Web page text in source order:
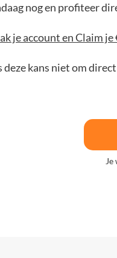
nog en profiteer
je account en Claim je
deze kans niet om